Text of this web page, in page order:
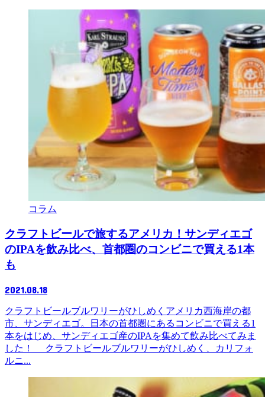
コラム
クラフトビールで旅するアメリカ！サンディエゴ
のIPAを飲み比べ、首都圏のコンビニで買える1本
も
2021.08.18
クラフトビールブルワリーがひしめくアメリカ西海岸の都
市、サンディエゴ。日本の首都圏にあるコンビニで買える1
本をはじめ、サンディエゴ産のIPAを集めて飲み比べてみま
した！ クラフトビールブルワリーがひしめく、カリフォ
ルニ...